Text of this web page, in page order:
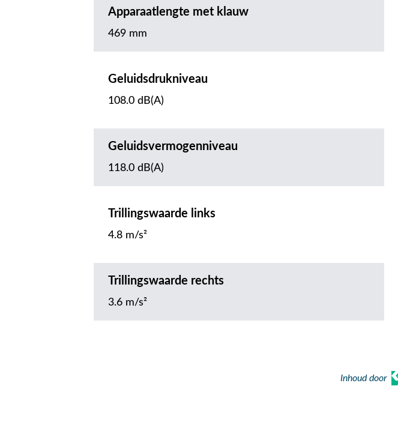
Apparaatlengte met klauw
469 mm
Geluidsdrukniveau
108.0 dB(A)
Geluidsvermogenniveau
118.0 dB(A)
Trillingswaarde links
4.8 m/s²
Trillingswaarde rechts
3.6 m/s²
Inhoud door